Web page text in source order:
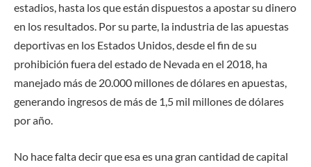
estadios, hasta los que están dispuestos a apostar su dinero
en los resultados. Por su parte, la industria de las apuestas
deportivas en los Estados Unidos, desde el fin de su
prohibición fuera del estado de Nevada en el 2018, ha
manejado más de 20.000 millones de dólares en apuestas,
generando ingresos de más de 1,5 mil millones de dólares
por año.
No hace falta decir que esa es una gran cantidad de capital